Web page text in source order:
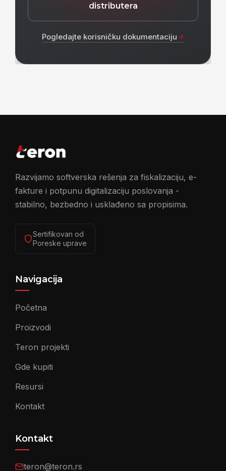
distributera
Pogledajte korisničku dokumentaciju
Razvijamo softverska rešenja za fiskalizaciju, e-
fakture i potpunu digitalizaciju poslovanja -
stabilno, bezbedno i usklađeno sa propisima.
Sertifikovan od
Poreske uprave
Navigacija
Početna
Proizvodi
Teron projekti
Gde kupiti
Resursi
Kontakt
Kontakt
teron@teron.rs